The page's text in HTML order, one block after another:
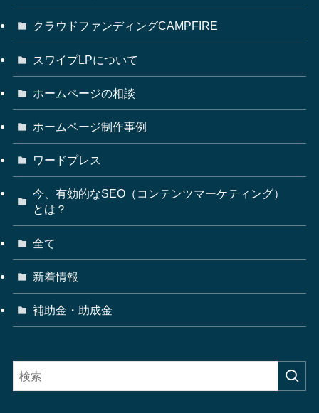
クラウドファンディングCAMPFIRE
スワイプLPについて
ホームページの相談
ホームページ制作事例
ワードプレス
今、有効的なSEO（コンテンツマーケティング）
とは？
全て
新着情報
補助金・助成金